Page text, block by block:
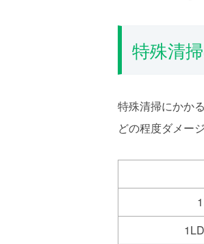
特殊清
特殊清掃にかか
どの程度ダメー